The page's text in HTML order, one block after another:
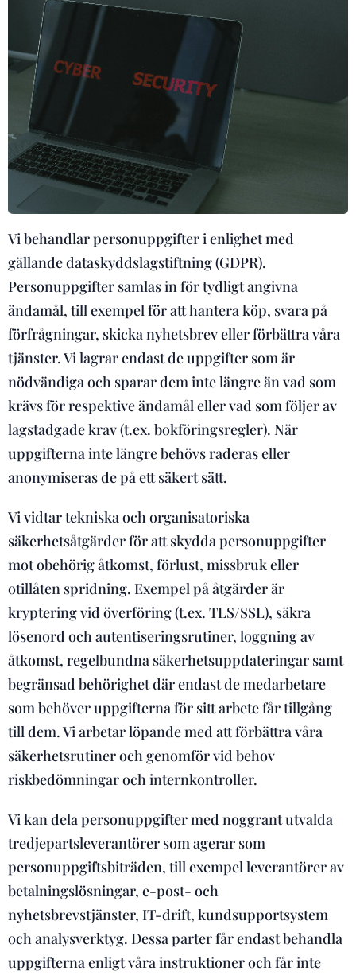
Vi behandlar personuppgifter i enlighet med
gällande dataskyddslagstiftning (GDPR).
Personuppgifter samlas in för tydligt angivna
ändamål, till exempel för att hantera köp, svara på
förfrågningar, skicka nyhetsbrev eller förbättra våra
tjänster. Vi lagrar endast de uppgifter som är
nödvändiga och sparar dem inte längre än vad som
krävs för respektive ändamål eller vad som följer av
lagstadgade krav (t.ex. bokföringsregler). När
uppgifterna inte längre behövs raderas eller
anonymiseras de på ett säkert sätt.
Vi vidtar tekniska och organisatoriska
säkerhetsåtgärder för att skydda personuppgifter
mot obehörig åtkomst, förlust, missbruk eller
otillåten spridning. Exempel på åtgärder är
kryptering vid överföring (t.ex. TLS/SSL), säkra
lösenord och autentiseringsrutiner, loggning av
åtkomst, regelbundna säkerhetsuppdateringar samt
begränsad behörighet där endast de medarbetare
som behöver uppgifterna för sitt arbete får tillgång
till dem. Vi arbetar löpande med att förbättra våra
säkerhetsrutiner och genomför vid behov
riskbedömningar och internkontroller.
Vi kan dela personuppgifter med noggrant utvalda
tredjepartsleverantörer som agerar som
personuppgiftsbiträden, till exempel leverantörer av
betalningslösningar, e-post- och
nyhetsbrevstjänster, IT-drift, kundsupportsystem
och analysverktyg. Dessa parter får endast behandla
uppgifterna enligt våra instruktioner och får inte